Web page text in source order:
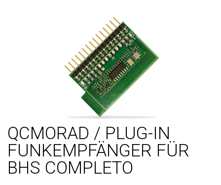
QCMORAD / PLUG-IN
FUNKEMPFÄNGER FÜR
BHS COMPLETO